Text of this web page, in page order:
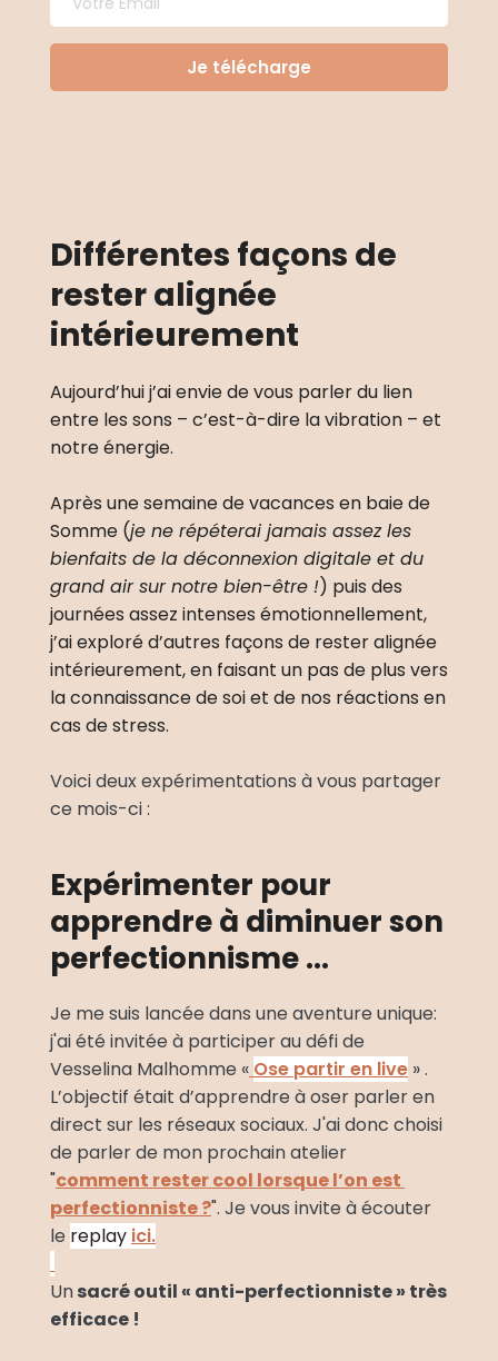
Je télécharge
Différentes façons de
rester alignée
intérieurement
Aujourd’hui j’ai envie de vous parler du lien
entre les sons – c’est-à-dire la vibration – et
notre énergie.
Après une semaine de vacances en baie de
Somme (je ne répéterai jamais assez les
bienfaits de la déconnexion digitale et du
grand air sur notre bien-être !) puis des
journées assez intenses émotionnellement,
j’ai exploré d’autres façons de rester alignée
intérieurement, en faisant un pas de plus vers
la connaissance de soi et de nos réactions en
cas de stress.
Voici deux expérimentations à vous partager
ce mois-ci :
Expérimenter pour
apprendre à diminuer son
perfectionnisme ...
Je me suis lancée dans une aventure unique:
j'ai été invitée à participer au défi de
Vesselina Malhomme « Ose partir en live » .
L’objectif était d’apprendre à oser parler en
direct sur les réseaux sociaux. J'ai donc choisi
de parler de mon prochain atelier
"comment rester cool lorsque l’on est
perfectionniste ?". Je vous invite à écouter
le replay ici.
Un sacré outil « anti-perfectionniste » très
efficace !